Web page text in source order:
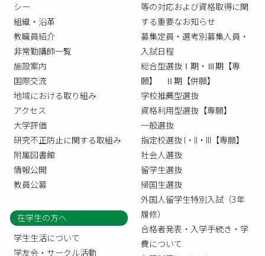
シー
組織・沿革
教職員紹介
非常勤講師一覧
施設案内
国際交流
地域における取り組み
アクセス
大学評価
研究不正防止に関する取組み
附属図書館
情報公開
教員公募
等の対応および資格取得に関
する重要なお知らせ
募集定員・選考別募集人員・
入試日程
総合型選抜Ⅰ期・Ⅲ期【専
願】 Ⅱ期【併願】
学校推薦型選抜
資格利用型選抜【専願】
一般選抜
指定校選抜 I・II・III【専願】
社会人選抜
留学生選抜
帰国生選抜
外国人留学生特別入試（3年
履修）
合格者発表・入学手続き・学
費について
在学生の方へ
学生生活について
学友会・サークル活動